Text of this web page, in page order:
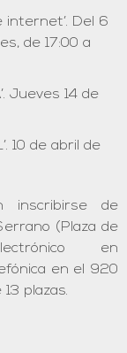
internet’. Del 6
de 17:00 a
Jueves 14 de
10 de abril de
inscribirse de
(Plaza de
en
en el 920
plazas.